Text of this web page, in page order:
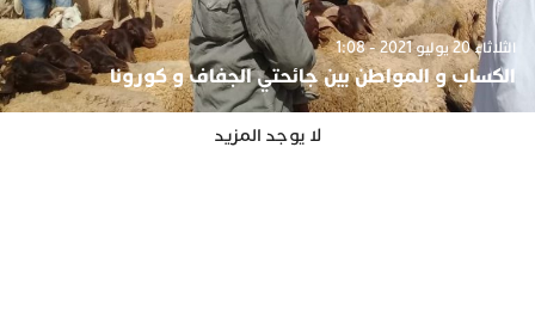
الثلاثاء 20 يوليو 2021 - 1:08
الكساب و المواطن بين جائحتي الجفاف و كورونا
لا يوجد المزيد